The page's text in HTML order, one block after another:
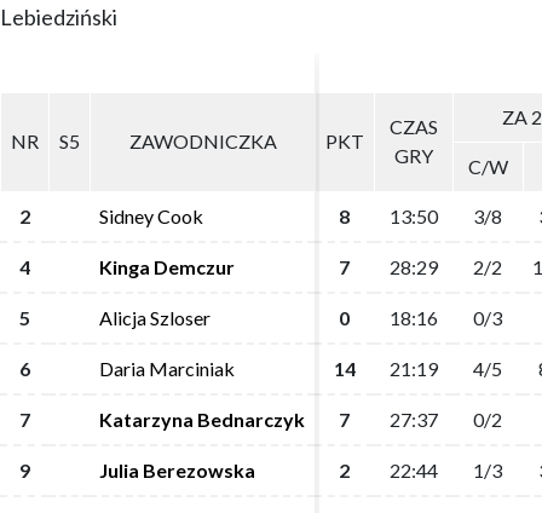
Lebiedziński
NR S5 ZAWODNICZKA PKT
CZAS
GRY
ZA 2
C/W
2 Sidney Cook 8 13:50 3/8
4 Kinga Demczur 7 28:29 2/2
5 Alicja Szloser 0 18:16 0/3
6 Daria Marciniak 14 21:19 4/5
7 Katarzyna Bednarczyk 7 27:37 0/2
9 Julia Berezowska 2 22:44 1/3
NR S5 ZAWODNICZKA PKT
CZAS
GRY
ZA 2
C/W
2 Sidney Cook 8 13:50 3/8
4 Kinga Demczur 7 28:29 2/2
5 Alicja Szloser 0 18:16 0/3
6 Daria Marciniak 14 21:19 4/5
7 Katarzyna Bednarczyk 7 27:37 0/2
9 Julia Berezowska 2 22:44 1/3